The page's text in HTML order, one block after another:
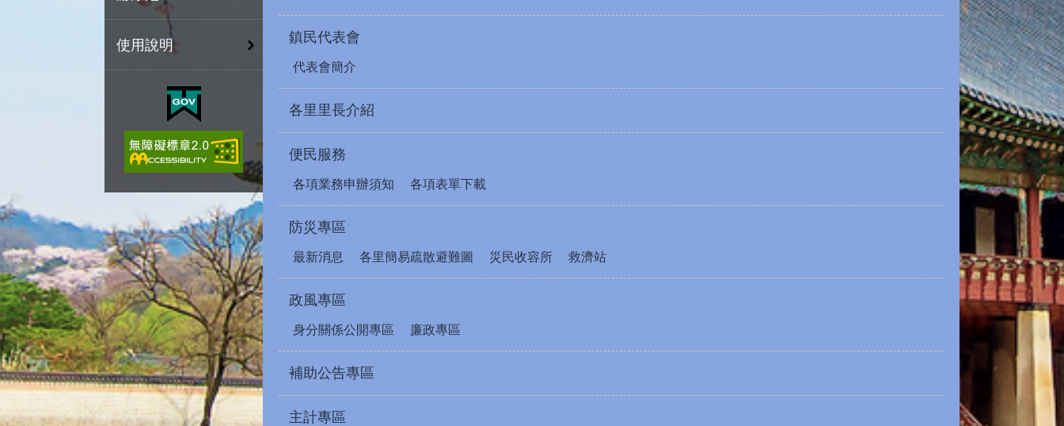
使用說明 鎮民代表會
代表會簡介
各里里長介紹
便民服務
各項業務申辦須知 各項表單下載
防災專區
最新消息 各里簡易疏散避難圖 災民收容所 救濟站
政風專區
身分關係公開專區 廉政專區
補助公告專區
主計專區